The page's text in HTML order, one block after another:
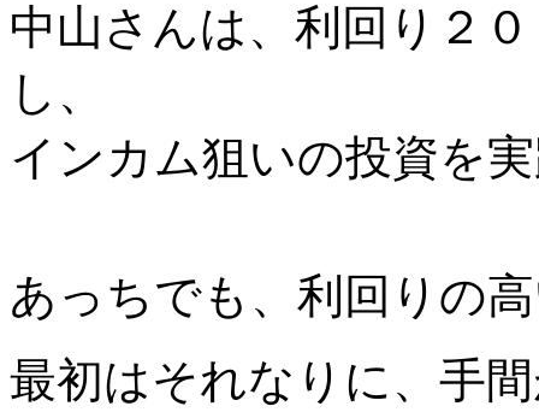
中山さんは、利回り２
し、
インカム狙いの投資を
あっちでも、利回りの
最初はそれなりに、手